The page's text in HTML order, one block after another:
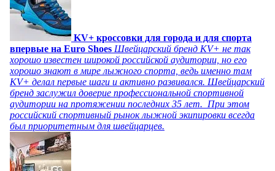
KV+ кроссовки для города и для спорта
впервые на Euro Shoes Швейцарский бренд KV+ не так
хорошо известен широкой российской аудитории, но его
хорошо знают в мире лыжного спорта, ведь именно там
KV+ делал первые шаги и активно развивался. Швейцарский
бренд заслужил доверие профессиональной спортивной
аудитории на протяжении последних 35 лет. При этом
российский спортивный рынок лыжной экипировки всегда
был приоритетным для швейцарцев.